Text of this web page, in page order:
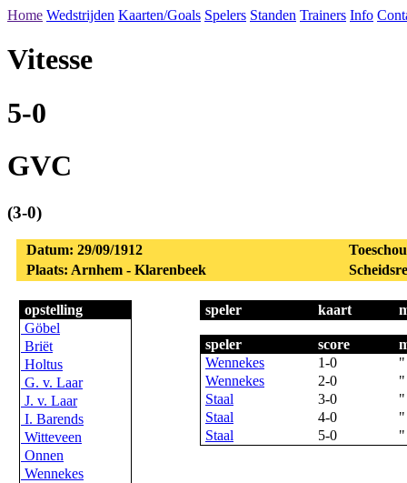
Home Wedstrijden Kaarten/Goals Spelers Standen Trainers Info
Vitesse
5-0
GVC
(3-0)
Datum: 29/09/1912
Plaats: Arnhem - Klarenbeek
opstelling
Göbel
Briët
Holtus
G. v. Laar
J. v. Laar
I. Barends
Witteveen
Onnen
Wennekes
speler kaart
speler score
Wennekes
1-0
"
Wennekes
2-0
"
Staal
3-0
"
Staal
4-0
"
Staal
5-0 "